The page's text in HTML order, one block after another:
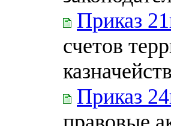
Приказ
счетов
Приказ